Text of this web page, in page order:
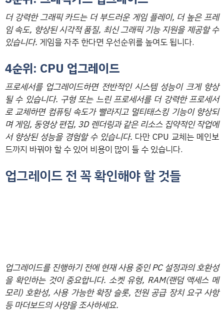
더 강력한 그래픽 카드는 더 부드러운 게임 플레이, 더 높은 프레
임 속도, 향상된 시각적 품질, 최신 그래픽 기능 지원을 제공할 수
있습니다. 게임을 자주 한다면 우선순위를 높여도 됩니다.
4순위: CPU 업그레이드
프로세서를 업그레이드하면 전반적인 시스템 성능이 크게 향상
될 수 있습니다. 구형 또는 느린 프로세서를 더 강력한 프로세서
로 교체하면 컴퓨팅 속도가 빨라지고 멀티태스킹 기능이 향상되
며 게임, 동영상 편집, 3D 렌더링과 같은 리소스 집약적인 작업에
서 향상된 성능을 경험할 수 있습니다. 다만 CPU 교체는 메인보
드까지 바꿔야 할 수 있어 비용이 많이 들 수 있습니다.
업그레이드 전 꼭 확인해야 할 것들
업그레이드를 진행하기 전에 현재 사용 중인 PC 설정과의 호환성
을 확인하는 것이 중요합니다. 소켓 유형, RAM(랜덤 액세스 메
모리) 호환성, 사용 가능한 확장 슬롯, 전원 공급 장치 요구 사항
등 마더보드의 사양을 조사하세요.